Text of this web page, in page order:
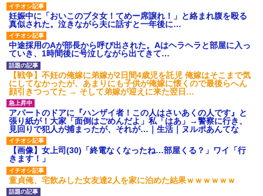
妊娠中に「おいこのブタ女！てめー席譲れ！」と絡まれ腹を殴る
真似された。泣きながら夫に話すと一年後に…
中途採用のAが部長から呼び出された。Aはヘラヘラと部屋に入っ
ていき、1時間後に号泣しながら出てきて…
【戦争】不妊の俺嫁に弟嫁が2日間4歳児を託児 俺嫁はそこまで気
にしてなかったが、あまりにも子供が俺嫁に懐くので最後らへん
顔引きつってた → そして弟嫁が迎えに来た翌日…
アパートのドアに『ハンザイ者！この人はさいあくの人です』と
張り紙が！大家「面倒はごめんだよ」私「はあ」→警察に行き、
見回りで犯人が捕まったが、それが…｜生活｜ヌルポあんてな
【画像】女上司(30)「終電なくなったね…部屋くる？」ワイ「行
きます！」
童貞俺、宅飲みした女友達2人を家に泊めた結果ｗｗｗｗｗｗ